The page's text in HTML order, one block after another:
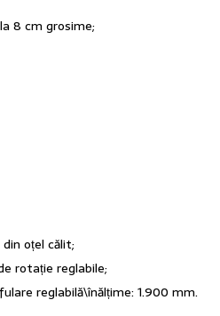
8 cm grosime;
oțel călit;
rotație reglabile;
reglabilă\înălțime: 1.900 mm.